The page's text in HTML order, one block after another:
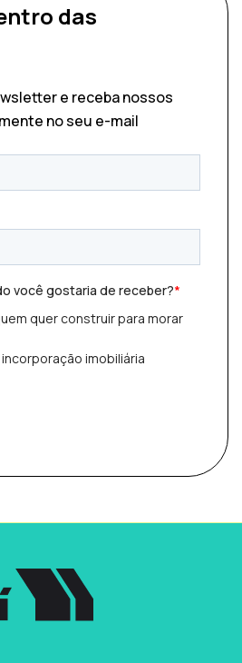
das
e receba nossos
no seu e-mail